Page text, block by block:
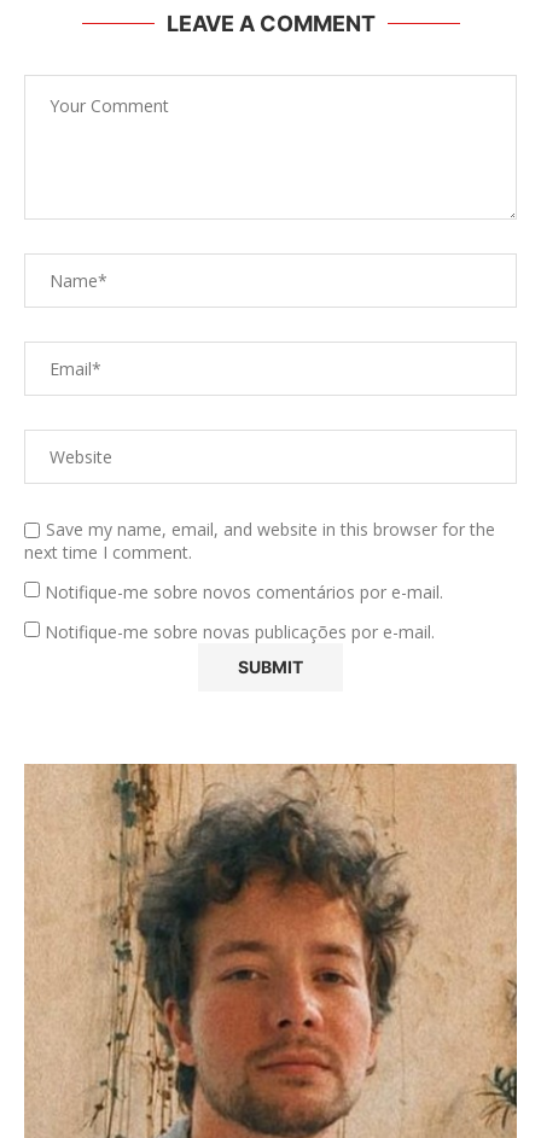
LEAVE A COMMENT
Save my name, email, and website in this browser for the
next time I comment.
Notifique-me sobre novos comentários por e-mail.
Notifique-me sobre novas publicações por e-mail.